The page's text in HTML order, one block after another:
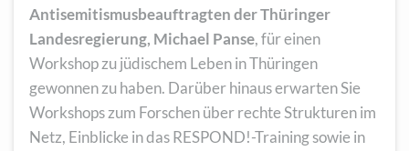
Antisemitismusbeauftragten der Thüringer
Landesregierung, Michael Panse, für einen
Workshop zu jüdischem Leben in Thüringen
gewonnen zu haben. Darüber hinaus erwarten Sie
Workshops zum Forschen über rechte Strukturen im
Netz, Einblicke in das RESPOND!-Training sowie in